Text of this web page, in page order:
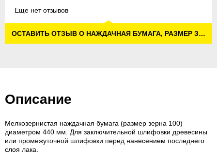
Еще нет отзывов
ОСТАВИТЬ ОТЗЫВ О НАЖДАЧНАЯ БУМАГА, РАЗМЕР ЗЕРНА 100
Описание
Мелкозернистая наждачная бумага (размер зерна 100)
диаметром 440 мм. Для заключительной шлифовки древесины
или промежуточной шлифовки перед нанесением последнего
слоя лака.